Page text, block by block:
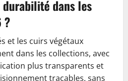
dans les
?
et les cuirs végétaux
dans les collections, avec
plus transparents et
traçables, sans